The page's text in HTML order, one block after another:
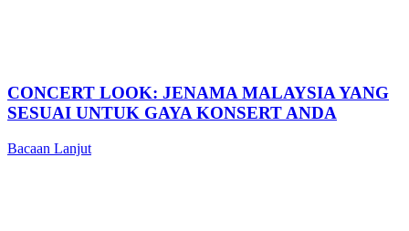
CONCERT LOOK: JENAMA MALAYSIA YANG
SESUAI UNTUK GAYA KONSERT ANDA
Bacaan Lanjut